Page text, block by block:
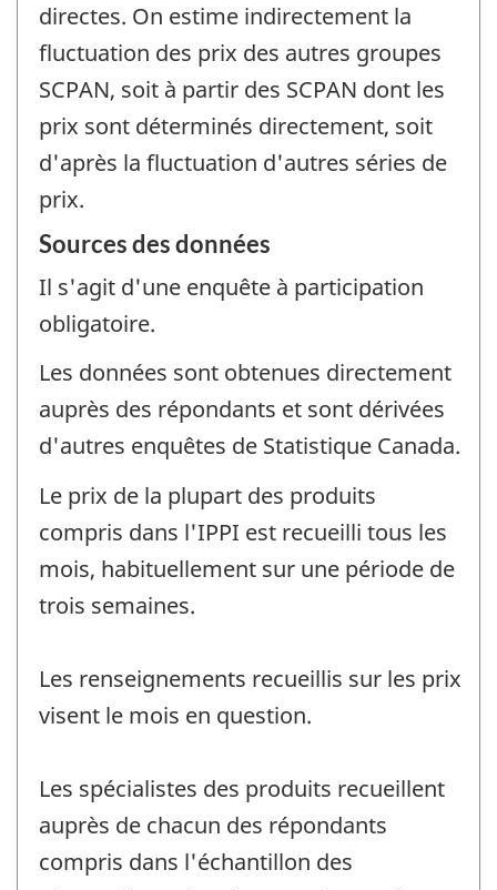
directes. On estime indirectement la
fluctuation des prix des autres groupes
SCPAN, soit à partir des SCPAN dont les
prix sont déterminés directement, soit
d'après la fluctuation d'autres séries de
prix.
Sources des données
Il s'agit d'une enquête à participation
obligatoire.
Les données sont obtenues directement
auprès des répondants et sont dérivées
d'autres enquêtes de Statistique Canada.
Le prix de la plupart des produits
compris dans l'IPPI est recueilli tous les
mois, habituellement sur une période de
trois semaines.
Les renseignements recueillis sur les prix
visent le mois en question.
Les spécialistes des produits recueillent
auprès de chacun des répondants
compris dans l'échantillon des